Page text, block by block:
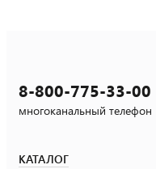
8-800-775-33-00
многоканальный телефон
КАТАЛОГ